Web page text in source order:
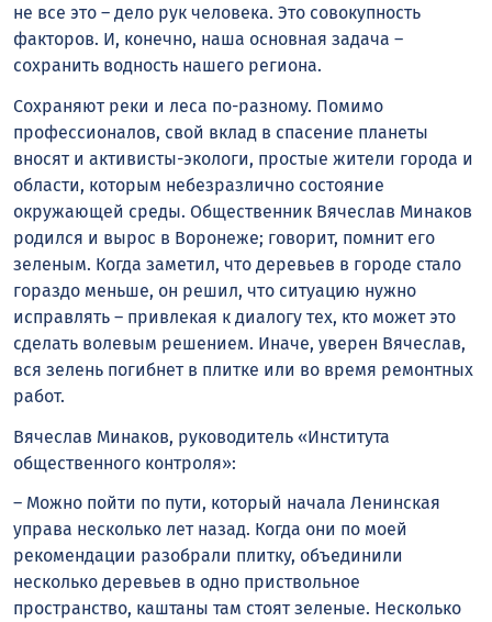
не все это – дело рук человека. Это совокупность
факторов. И, конечно, наша основная задача –
сохранить водность нашего региона.
Сохраняют реки и леса по-разному. Помимо
профессионалов, свой вклад в спасение планеты
вносят и активисты-экологи, простые жители города и
области, которым небезразлично состояние
окружающей среды. Общественник Вячеслав Минаков
родился и вырос в Воронеже; говорит, помнит его
зеленым. Когда заметил, что деревьев в городе стало
гораздо меньше, он решил, что ситуацию нужно
исправлять – привлекая к диалогу тех, кто может это
сделать волевым решением. Иначе, уверен Вячеслав,
вся зелень погибнет в плитке или во время ремонтных
работ.
Вячеслав Минаков, руководитель «Института
общественного контроля»:
– Можно пойти по пути, который начала Ленинская
управа несколько лет назад. Когда они по моей
рекомендации разобрали плитку, объединили
несколько деревьев в одно приствольное
пространство, каштаны там стоят зеленые. Несколько